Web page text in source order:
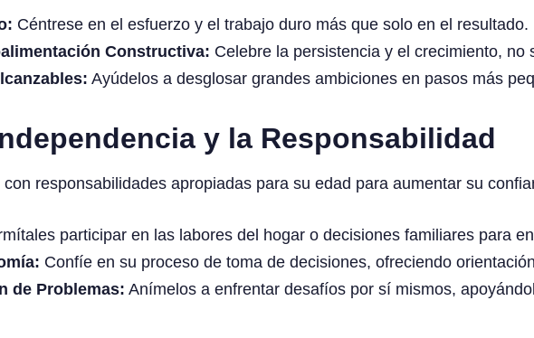
Céntrese en el esfuerzo y el trabajo duro más que solo en el resultado.
Constructiva: Celebre la persistencia y el crecimiento, no
Ayúdelos a desglosar grandes ambiciones en pasos más
y la Responsabilidad
responsabilidades apropiadas para su edad para aumentar su
participar en las labores del hogar o decisiones familiares para
Confíe en su proceso de toma de decisiones, ofreciendo
de Problemas: Anímelos a enfrentar desafíos por sí mismos,